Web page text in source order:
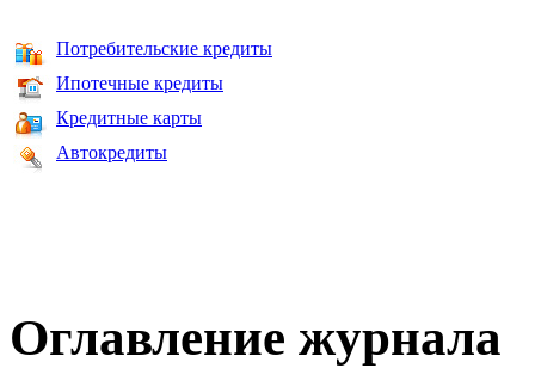
Потребительские кредиты
Ипотечные кредиты
Кредитные карты
Автокредиты
Оглавление журнала